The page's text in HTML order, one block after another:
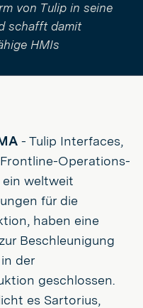
von Tulip in seine
schafft damit
HMIs
- Tulip Interfaces,
Operations-
weltweit
für die
haben eine
Beschleunigung
der
geschlossen.
es Sartorius,